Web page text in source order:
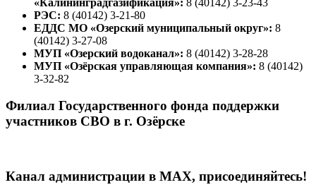
РЭС: 8 (40142) 3-21-80
ЕДДС МО «Озерский муниципальный округ»: 8
(40142) 3-27-08
МУП «Озерский водоканал»: 8 (40142) 3-28-28
МУП «Озёрская управляющая компания»: 8 (40142)
3-32-82
Филиал Государственного фонда поддержки
участников СВО в г. Озёрске
Канал администрации в МАХ, присоединяйтесь!